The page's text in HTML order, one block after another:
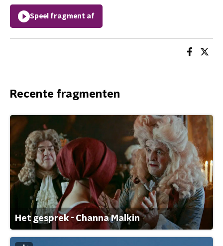
Speel fragment af
Recente fragmenten
Het gesprek - Channa Malkin